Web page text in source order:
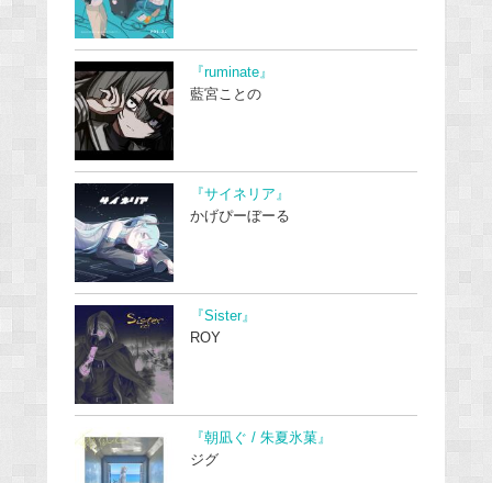
『ruminate』
藍宮ことの
『サイネリア』
かげぴーぼーる
『Sister』
ROY
『朝凪ぐ / 朱夏氷菓』
ジグ